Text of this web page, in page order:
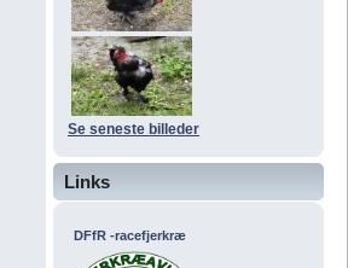
Se seneste billeder
Links
DFfR -racefjerkræ